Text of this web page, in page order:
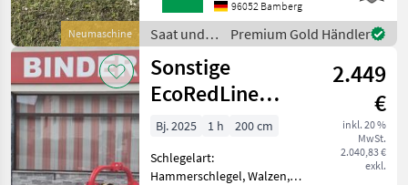
Neumaschine
WALTERSCHEID-
GELENKWELLE (1 3/8) Saat
und Pflege Mulchgeräte
96052 Bamberg
Saat und
Pflege /
Maschio
Premium Gold Händler
Sonstige
EcoRedLine
Mulcher EM 200
2.449
€
inkl. 20 %
MwSt.
2.040,83 €
exkl.
Bj. 2025 1 h
200 cm
Schlegelart:
Hammerschlegel, Walzen,